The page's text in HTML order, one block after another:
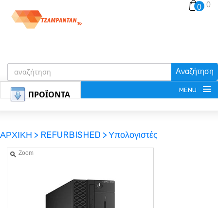
Αναζήτηση
0 0
ΠΡΟΪΟΝΤΑ MENU
ΑΡΧΙΚΗ > REFURBISHED >Υπολογιστές
Zoom